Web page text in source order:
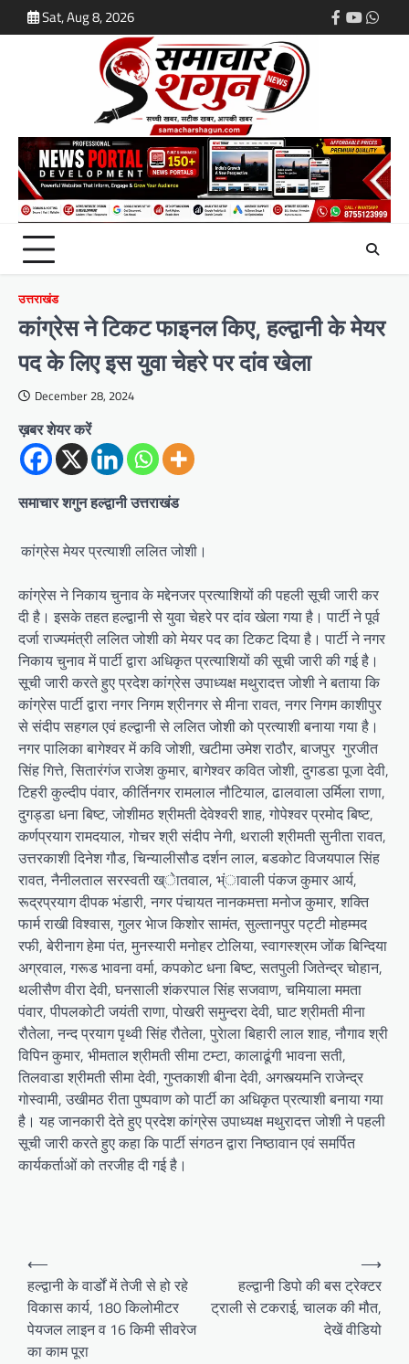
to
Sat, Aug 8, 2026 Facebook
Youtube
उत्तराखंड
कांग्रेस ने टिकट फाइनल किए, हल्द्वानी के मेयर
पद के लिए इस युवा चेहरे पर दांव खेला
December 28, 2024
ख़बर शेयर करें
समाचार शगुन हल्द्वानी उत्तराखंड
कांग्रेस मेयर प्रत्याशी ललित जोशी।
कांग्रेस ने निकाय चुनाव के मद्देनजर प्रत्याशियों की पहली सूची जारी कर
दी है। इसके तहत हल्द्वानी से युवा चेहरे पर दांव खेला गया है। पार्टी ने पूर्व
दर्जा राज्यमंत्री ललित जोशी को मेयर पद का टिकट दिया है। पार्टी ने नगर
निकाय चुनाव में पार्टी द्वारा अधिकृत प्रत्याशियों की सूची जारी की गई है।
सूची जारी करते हुए प्रदेश कांग्रेस उपाध्यक्ष मथुरादत्त जोशी ने बताया कि
कांग्रेस पार्टी द्वारा नगर निगम श्रीनगर से मीना रावत, नगर निगम काशीपुर
से संदीप सहगल एवं हल्द्वानी से ललित जोशी को प्रत्याशी बनाया गया है।
नगर पालिका बागेश्वर में कवि जोशी, खटीमा उमेश राठौर, बाजपुर गुरजीत
सिंह गित्ते, सितारंगंज राजेश कुमार, बागेश्वर कवित जोशी, दुगडडा पूजा देवी,
टिहरी कुल्दीप पंवार, कीर्तिनगर रामलाल नौटियाल, ढालवाला उर्मिला राणा,
दुगड्डा धना बिष्ट, जोशीमठ श्रीमती देवेश्वरी शाह, गोपेश्वर प्रमोद बिष्ट,
कर्णप्रयाग रामदयाल, गोचर श्री संदीप नेगी, थराली श्रीमती सुनीता रावत,
उत्तरकाशी दिनेश गौड, चिन्यालीसौड दर्शन लाल, बडकोट विजयपाल सिंह
रावत, नैनीलताल सरस्वती ख्ेातवाल, भ्ंावाली पंकज कुमार आर्य,
रूद्रप्रयाग दीपक भंडारी, नगर पंचायत नानकमत्ता मनोज कुमार, शक्ति
फार्म राखी विश्वास, गुलर भेाज किशोर सामंत, सुल्तानपुर पट्टी मोहम्मद
रफी, बेरीनाग हेमा पंत, मुनस्यारी मनोहर टोलिया, स्वागस्श्रम जोंक बिन्दिया
अग्रवाल, गरूड भावना वर्मा, कपकोट धना बिष्ट, सतपुली जितेन्द्र चोहान,
थलीसैण वीरा देवी, घनसाली शंकरपाल सिंह सजवाण, चमियाला ममता
पंवार, पीपलकोटी जयंती राणा, पोखरी समुन्दरा देवी, घाट श्रीमती मीना
रौतेला, नन्द प्रयाग पृथ्वी सिंह रौतेला, पुरेाला बिहारी लाल शाह, नौगाव श्री
विपिन कुमार, भीमताल श्रीमती सीमा टम्टा, कालाढूंगी भावना सती,
तिलवाडा श्रीमती सीमा देवी, गुप्तकाशी बीना देवी, अगस्त्यमनि राजेन्द्र
गोस्वामी, उखीमठ रीता पुष्पवाण को पार्टी का अधिकृत प्रत्याशी बनाया गया
है। यह जानकारी देते हुए प्रदेश कांग्रेस उपाध्यक्ष मथुरादत्त जोशी ने पहली
सूची जारी करते हुए कहा कि पार्टी संगठन द्वारा निष्ठावान एवं समर्पित
कार्यकर्ताओं को तरजीह दी गई है।
o
⟵
हल्द्वानी के वार्डों में तेजी से हो रहे
विकास कार्य, 180 किलोमीटर
पेयजल लाइन व 16 किमी सीवरेज
का काम पूरा
हल्द्वानी डिपो की बस ट्रेक्टर
ट्राली से टकराई, चालक की मौत,
देखें वीडियो
⟶